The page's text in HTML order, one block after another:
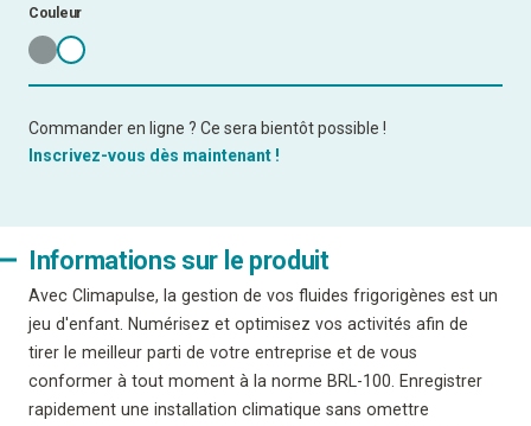
Couleur
Commander en ligne ? Ce sera bientôt possible !
Inscrivez-vous dès maintenant !
Informations sur le produit
Avec Climapulse, la gestion de vos fluides frigorigènes est un
jeu d'enfant. Numérisez et optimisez vos activités afin de
tirer le meilleur parti de votre entreprise et de vous
conformer à tout moment à la norme BRL-100. Enregistrer
rapidement une installation climatique sans omettre